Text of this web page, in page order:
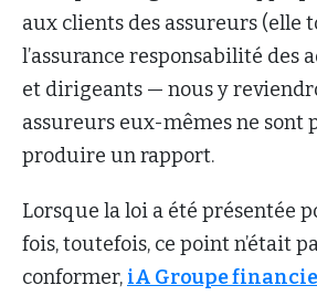
aux clients des assureurs (elle
l’assurance responsabilité des
et dirigeants — nous y
assureurs eux-mêmes ne sont
produire un rapport.
Lorsque la loi a été présentée
fois, toutefois, ce point n’était
conformer, iA Groupe